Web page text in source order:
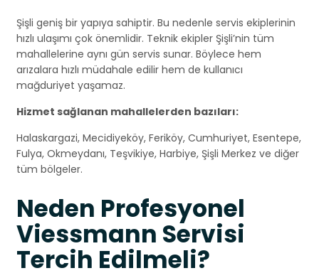
Şişli geniş bir yapıya sahiptir. Bu nedenle servis ekiplerinin
hızlı ulaşımı çok önemlidir. Teknik ekipler Şişli’nin tüm
mahallelerine aynı gün servis sunar. Böylece hem
arızalara hızlı müdahale edilir hem de kullanıcı
mağduriyet yaşamaz.
Hizmet sağlanan mahallelerden bazıları:
Halaskargazi, Mecidiyeköy, Feriköy, Cumhuriyet, Esentepe,
Fulya, Okmeydanı, Teşvikiye, Harbiye, Şişli Merkez ve diğer
tüm bölgeler.
Neden Profesyonel
Viessmann Servisi
Tercih Edilmeli?